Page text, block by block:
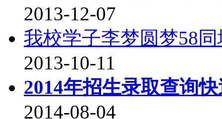
2013-12-07
我校学子李梦圆梦58同
2013-10-11
2014年招生录取查询
2014-08-04